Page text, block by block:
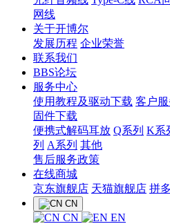
网线
关于开博尔
发展历程 企业荣誉
联系我们
BBS论坛
服务中心
使用教程及驱动下载 客户
固件下载
便携式解码耳放 Q系列 K系
列 A系列 其他
售后服务政策
在线商城
京东旗舰店 天猫旗舰店 拼
CN
CN EN